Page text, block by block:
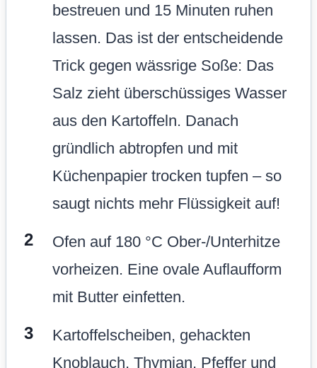
bestreuen und 15 Minuten ruhen
lassen. Das ist der entscheidende
Trick gegen wässrige Soße: Das
Salz zieht überschüssiges Wasser
aus den Kartoffeln. Danach
gründlich abtropfen und mit
Küchenpapier trocken tupfen – so
saugt nichts mehr Flüssigkeit auf!
Ofen auf 180 °C Ober-/Unterhitze
vorheizen. Eine ovale Auflaufform
mit Butter einfetten.
Kartoffelscheiben, gehackten
Knoblauch, Thymian, Pfeffer und